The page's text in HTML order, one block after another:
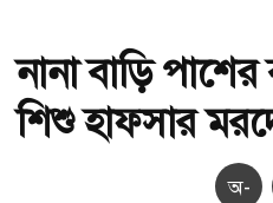
নানা বাড়ি
শিশু হাফসার
অ-